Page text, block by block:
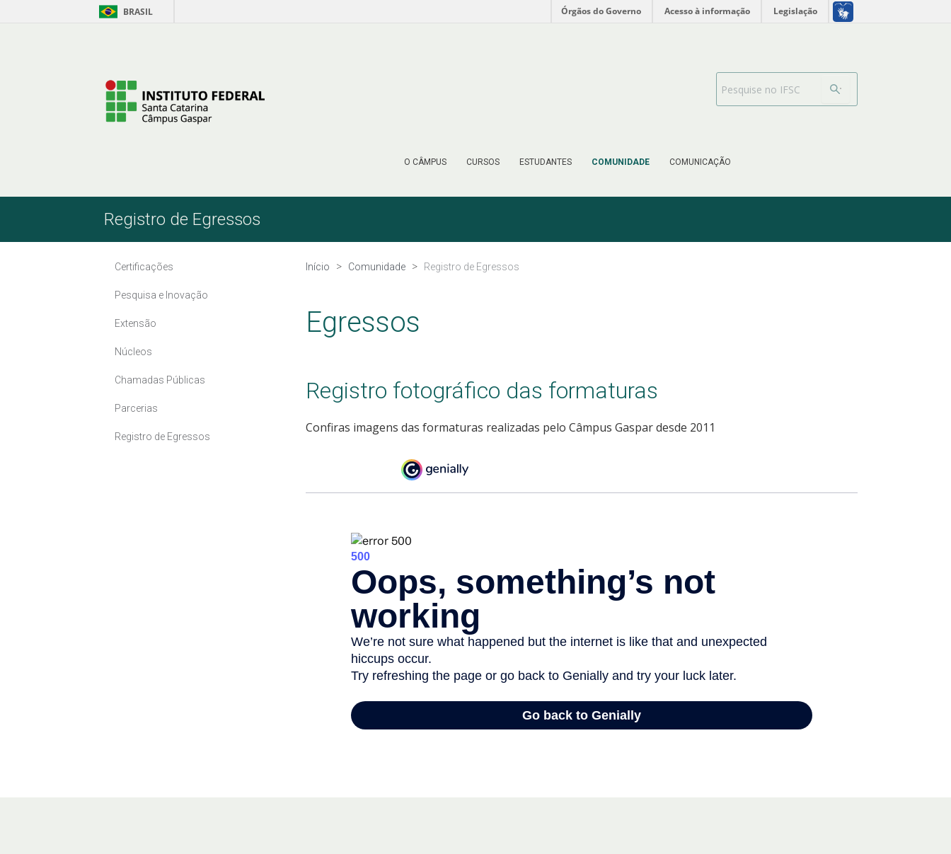
Pular para o Conteúdo BRASIL Órgãos do Governo Acesso à informação Legislação
O CÂMPUS CURSOS ESTUDANTES COMUNIDADE COMUNICAÇÃO
Barra de busca
Registro de Egressos
Certificações
Pesquisa e Inovação
Extensão
Núcleos
Chamadas Públicas
Parcerias
Registro de Egressos
Início Comunidade Registro de Egressos
Egressos
Registro fotográfico das formaturas
Confiras imagens das formaturas realizadas pelo Câmpus Gaspar desde 2011